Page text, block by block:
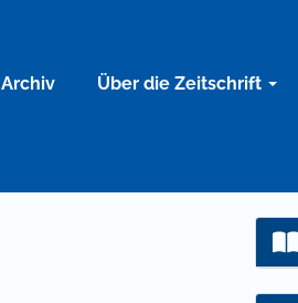
Archiv Über die Zeitschrift